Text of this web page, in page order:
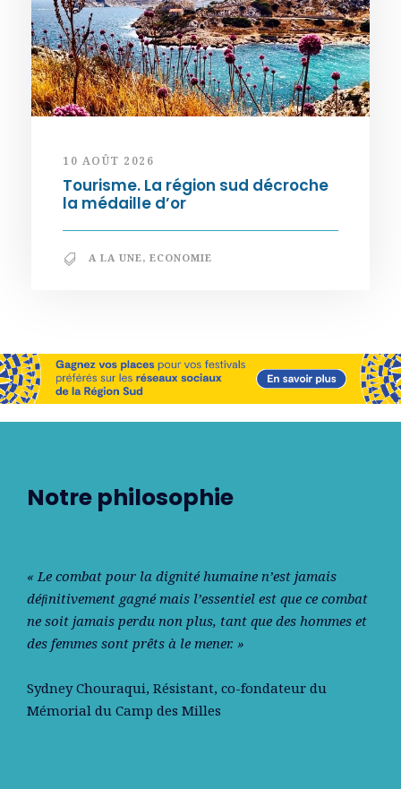
10 AOÛT 2026
Tourisme. La région sud décroche
la médaille d’or
A LA UNE, ECONOMIE
Notre philosophie
« Le combat pour la dignité humaine n’est jamais
déﬁnitivement gagné mais l’essentiel est que ce combat
ne soit jamais perdu non plus, tant que des hommes et
des femmes sont prêts à le mener. »
Sydney Chouraqui, Résistant, co-fondateur du
Mémorial du Camp des Milles